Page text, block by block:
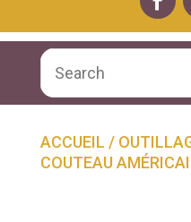
ACCUEIL /
COUTEAU